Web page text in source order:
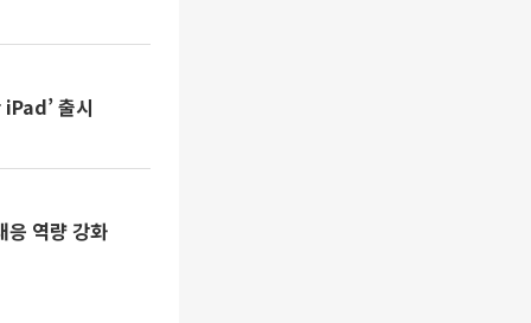
출시
응 역량 강화